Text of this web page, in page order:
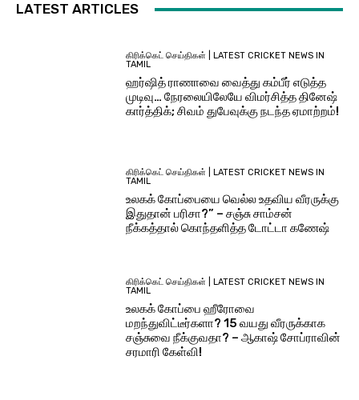
LATEST ARTICLES
கிரிக்கெட் செய்திகள் | LATEST CRICKET NEWS IN
TAMIL
ஹர்ஷித் ராணாவை வைத்து கம்பீர் எடுத்த
முடிவு… நேரலையிலேயே விமர்சித்த தினேஷ்
கார்த்திக்; சிவம் துபேவுக்கு நடந்த ஏமாற்றம்!
கிரிக்கெட் செய்திகள் | LATEST CRICKET NEWS IN
TAMIL
உலகக் கோப்பையை வெல்ல உதவிய வீரருக்கு
இதுதான் பரிசா?” – சஞ்சு சாம்சன்
நீக்கத்தால் கொந்தளித்த டோட்டா கணேஷ்
கிரிக்கெட் செய்திகள் | LATEST CRICKET NEWS IN
TAMIL
உலகக் கோப்பை ஹீரோவை
மறந்துவிட்டீர்களா? 15 வயது வீரருக்காக
சஞ்சுவை நீக்குவதா? – ஆகாஷ் சோப்ராவின்
சரமாரி கேள்வி!